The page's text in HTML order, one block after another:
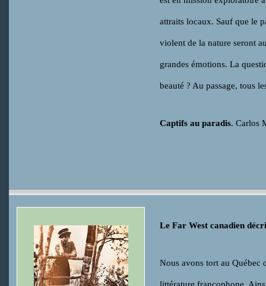
attraits locaux. Sauf que le
violent de la nature seront
grandes émotions. La
beauté ? Au passage, tous
Captifs au paradis. Carlos
Le Far West canadien
Nous avons tort au Québec